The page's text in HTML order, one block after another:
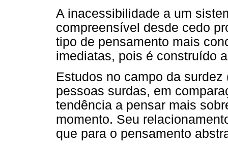
A inacessibilidade a um
compreensível desde cedo
tipo de pensamento mais
imediatas, pois é construído
Estudos no campo da
pessoas surdas, em
tendência a pensar mais
momento. Seu
que para o pensamento